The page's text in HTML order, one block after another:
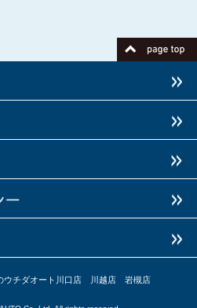
ウチダオート川口店 川越店 岩槻店